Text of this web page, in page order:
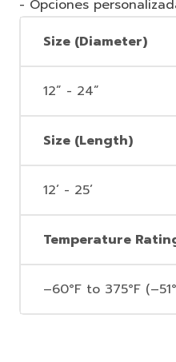
- Opciones
Size (Diameter)
12” - 24”
Size (Length)
12’ - 25’
Temperature
–60°F to 375°F